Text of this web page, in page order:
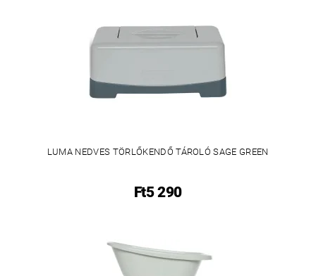
LUMA NEDVES TÖRLŐKENDŐ TÁROLÓ SAGE GREEN
Ft5 290